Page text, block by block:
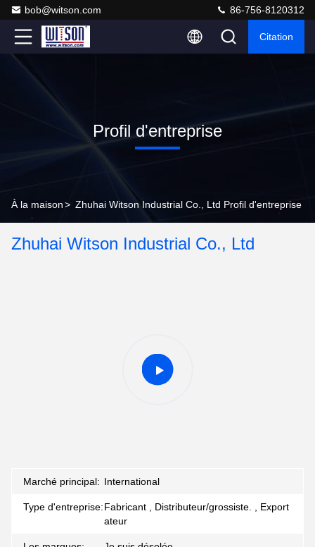
bob@witson.com 86-756-8120312
Citation
Profil d'entreprise
À la maison> Zhuhai Witson Industrial Co., Ltd Profil d'entreprise
Zhuhai Witson Industrial Co., Ltd
Marché principal: International
Type d'entreprise:Fabricant , Distributeur/grossiste. , Export
ateur